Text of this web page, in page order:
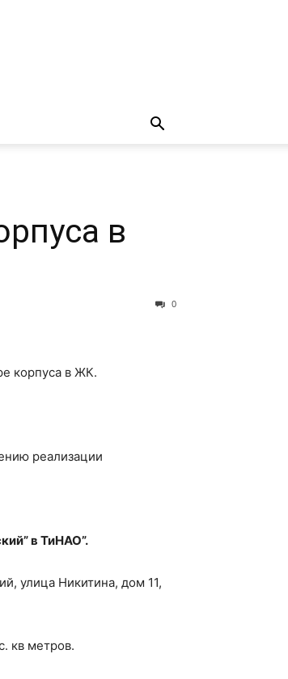
в
0
корпуса в ЖК.
реализации
в ТиНАО”.
улица Никитина, дом 11,
кв метров.